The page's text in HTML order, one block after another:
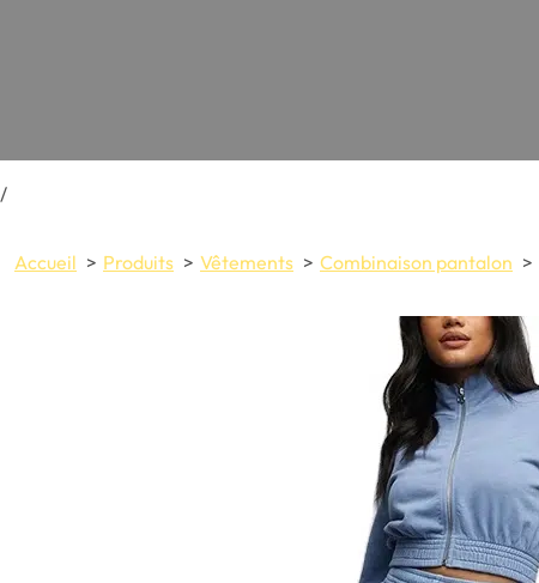
/
Accueil Produits Vêtements Combinaison pantalon